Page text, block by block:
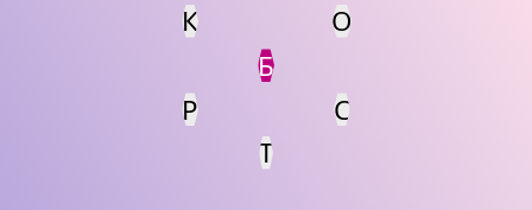
Мин. кол-во очков
Б
К
О
Р
С
Т